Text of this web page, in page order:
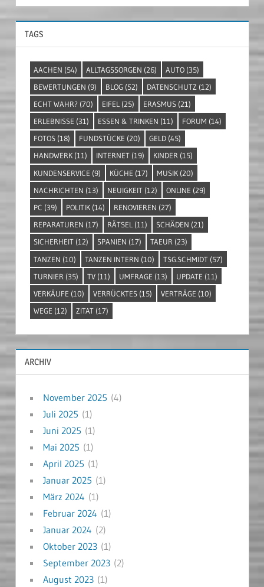
TAGS
AACHEN (54) ALLTAGSSORGEN (26) AUTO (35)
BEWERTUNGEN (9) BLOG (52) DATENSCHUTZ (12)
ECHT WAHR? (70) EIFEL (25) ERASMUS (21)
ERLEBNISSE (31) ESSEN & TRINKEN (11) FORUM (14)
FOTOS (18) FUNDSTÜCKE (20) GELD (45)
HANDWERK (11) INTERNET (19) KINDER (15)
KUNDENSERVICE (9) KÜCHE (17) MUSIK (20)
NACHRICHTEN (13) NEUIGKEIT (12) ONLINE (29)
PC (39) POLITIK (14) RENOVIEREN (27)
REPARATUREN (17) RÄTSEL (11) SCHÄDEN (21)
SICHERHEIT (12) SPANIEN (17) TAEUR (23)
TANZEN (10) TANZEN INTERN (10) TSG.SCHMIDT (57)
TURNIER (35) TV (11) UMFRAGE (13) UPDATE (11)
VERKÄUFE (10) VERRÜCKTES (15) VERTRÄGE (10)
WEGE (12) ZITAT (17)
ARCHIV
November 2025 (4)
Juli 2025 (1)
Juni 2025 (1)
Mai 2025 (1)
April 2025 (1)
Januar 2025 (1)
März 2024 (1)
Februar 2024 (1)
Januar 2024 (2)
Oktober 2023(1)
September 2023(2)
August 2023(1)